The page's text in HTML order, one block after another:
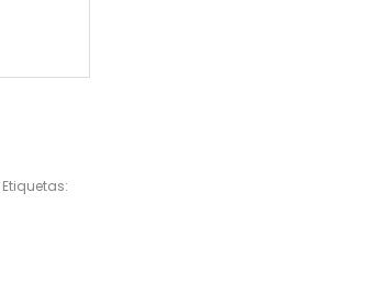
Etiquetas: